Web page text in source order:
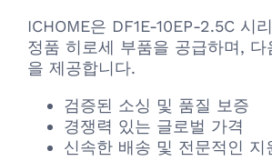
ICHOME은 DF1E-10EP-2.5C 시
정품 히로세 부품을 공급하며, 다
을 제공합니다.
검증된 소싱 및 품질 보증
경쟁력 있는 글로벌 가격
신속한 배송 및 전문적인 지